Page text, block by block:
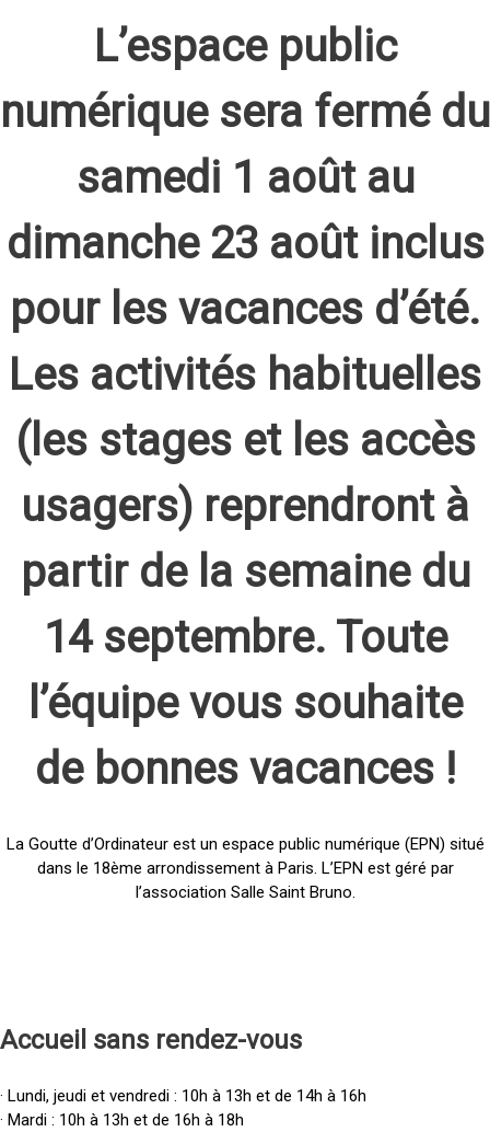
L’espace public
numérique sera fermé du
samedi 1 août au
dimanche 23 août inclus
pour les vacances d’été.
Les activités habituelles
(les stages et les accès
usagers) reprendront à
partir de la semaine du
14 septembre. Toute
l’équipe vous souhaite
de bonnes vacances !
La Goutte d’Ordinateur est un espace public numérique (EPN) situé
dans le 18ème arrondissement à Paris. L’EPN est géré par
l’association Salle Saint Bruno.
Accueil sans rendez-vous
· Lundi, jeudi et vendredi : 10h à 13h et de 14h à 16h
· Mardi : 10h à 13h et de 16h à 18h